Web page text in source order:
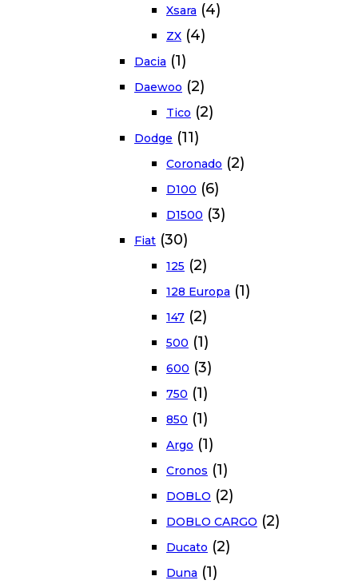
Xsara (4)
ZX (4)
Dacia (1)
Daewoo (2)
Tico (2)
Dodge (11)
Coronado (2)
D100 (6)
D1500 (3)
Fiat (30)
125 (2)
128 Europa (1)
147 (2)
500 (1)
600 (3)
750 (1)
850 (1)
Argo (1)
Cronos (1)
DOBLO (2)
DOBLO CARGO (2)
Ducato (2)
Duna (1)